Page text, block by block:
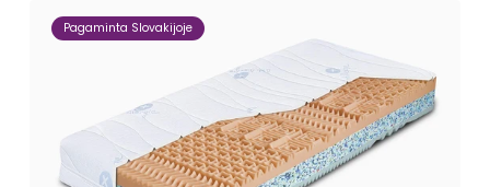
Pagaminta Slovakijoje